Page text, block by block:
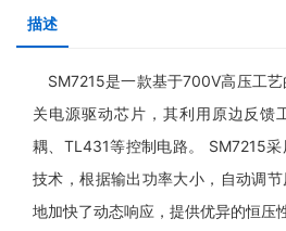
描述
SM7215是一款基于700V高压工
关电源驱动芯片，其利用原边反馈
耦、TL431等控制电路。 SM7215
技术，根据输出功率大小，自动调
地加快了动态响应，提供优异的恒压